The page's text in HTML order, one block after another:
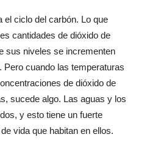
el ciclo del carbón. Lo que
cantidades de dióxido de
sus niveles se incrementen
cuando las temperaturas
de dióxido de
sucede algo. Las aguas y los
y esto tiene un fuerte
vida que habitan en ellos.